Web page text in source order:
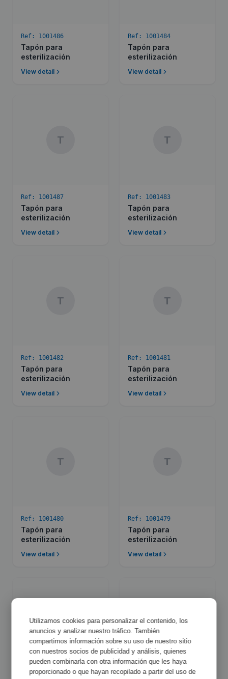
Ref: 1001486
Tapón para
esterilización
View detail
Ref: 1001484
Tapón para
esterilización
View detail
T
Ref: 1001487
Tapón para
esterilización
View detail
T
Ref: 1001483
Tapón para
esterilización
View detail
T
Ref: 1001482
Tapón para
esterilización
View detail
T
Ref: 1001481
Tapón para
esterilización
View detail
T
Ref: 1001480
Tapón para
esterilización
View detail
T
Ref: 1001479
Tapón para
esterilización
View detail
T T
Utilizamos cookies para personalizar el contenido, los
anuncios y analizar nuestro tráfico. También
compartimos información sobre su uso de nuestro sitio
con nuestros socios de publicidad y análisis, quienes
pueden combinarla con otra información que les haya
proporcionado o que hayan recopilado a partir del uso de